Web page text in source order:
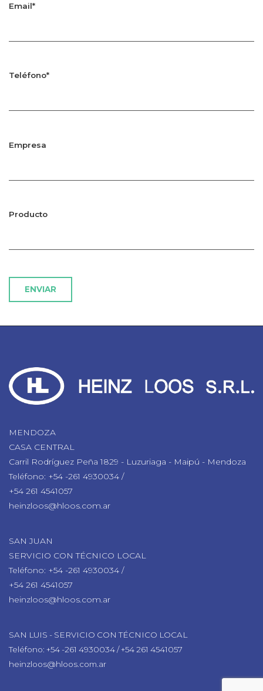
Email*
Teléfono*
Empresa
Producto
MENDOZA
CASA CENTRAL
Carril Rodríguez Peña 1829 - Luzuriaga - Maipú - Mendoza
Teléfono: +54 -261 4930034 /
+54 261 4541057
heinzloos@hloos.com.ar
SAN JUAN
SERVICIO CON TÉCNICO LOCAL
Teléfono: +54 -261 4930034 /
+54 261 4541057
heinzloos@hloos.com.ar
SAN LUIS - SERVICIO CON TÉCNICO LOCAL
Teléfono: +54 -261 4930034 / +54 261 4541057
heinzloos@hloos.com.ar